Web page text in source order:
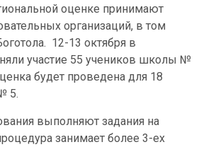
оценке принимают
организаций, в том
12-13 октября в
участие 55 учеников школы №
будет проведена для 18
5.
выполняют задания на
занимает более 3-ех